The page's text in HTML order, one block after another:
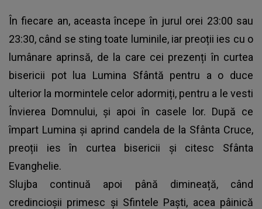
În fiecare an, aceasta începe în jurul orei 23:00 sau
23:30, când se sting toate luminile, iar preoții ies cu o
lumânare aprinsă, de la care cei prezenți în curtea
bisericii pot lua Lumina Sfântă pentru a o duce
ulterior la mormintele celor adormiți, pentru a le vesti
Învierea Domnului, și apoi în casele lor. După ce
împart Lumina și aprind candela de la Sfânta Cruce,
preoții ies în curtea bisericii și citesc Sfânta
Evanghelie.
Slujba continuă apoi până dimineață, când
credincioșii primesc și Sfintele Paști, acea pâinică